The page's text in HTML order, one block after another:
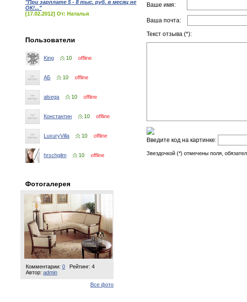
"При зарплате 5 - 8 тыс. руб. в месяц не
ОК!..."
[17.02.2012] От: Наталья
Пользователи
King 10 offline
АБ 10 offline
alsega 10 offline
Константин 10 offline
LuxuryVilla 10 offline
hrschgilm 10 offline
Фотогалерея
Комментарии: 0
Рейтинг: 4
Автор: admin
Все фото
Ваше имя:
Ваша почта:
Текст отзыва (*):
Введите код на картинке:
Звездочкой (*) отмечены поля,